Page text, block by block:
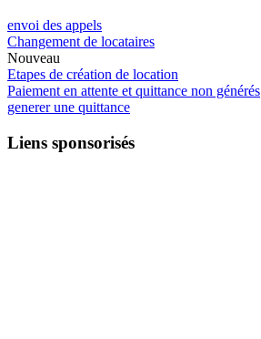
envoi des appels
Changement de locataires
Nouveau
Etapes de création de location
Paiement en attente et quittance non générés
generer une quittance
Liens sponsorisés